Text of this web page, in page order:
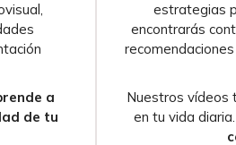
a
de tu
estrategias
encontrarás
Nuestros vídeos
en tu vida diaria.